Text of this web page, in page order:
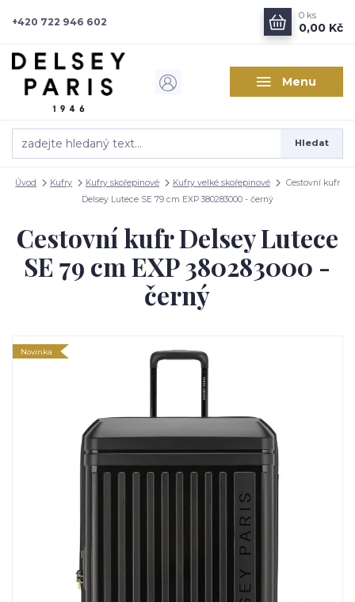
Menu
Hledat
+420 722 946 602
0 ks
0,00 Kč
Úvod Kufry Kufry skořepinové Kufry velké skořepinové
Cestovní kufr
Delsey Lutece SE 79 cm EXP 380283000 - černý
Cestovní kufr Delsey Lutece
SE 79 cm EXP 380283000 -
černý
Novinka